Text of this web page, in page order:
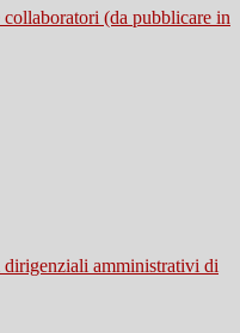
(da pubblicare in
amministrativi di